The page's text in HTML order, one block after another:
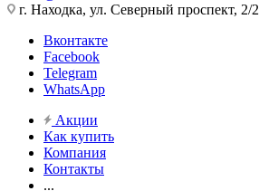
г. Находка, ул. Северный проспект, 2/2
Вконтакте
Facebook
Telegram
WhatsApp
Акции
Как купить
Компания
Контакты
...